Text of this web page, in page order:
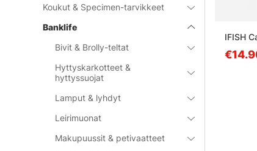
Koukut & Specimen-tarvikkeet
Banklife
Bivit & Brolly-teltat
Hyttyskarkotteet &
hyttyssuojat
Lamput & lyhdyt
Leirimuonat
Makupuussit & petivaatteet
IFISH